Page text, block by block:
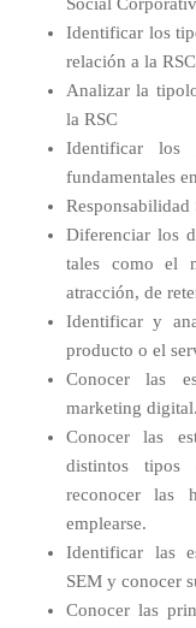
Social
Identificar los
relación a la RSC
Analizar la
la RSC
Identificar los
fundamentales
Diferenciar los
tales como el
atracción, de
Identificar y
producto o el
Conocer las
marketing digital.
Conocer las
distintos tipos
reconocer las
emplearse.
Identificar las
SEM y conocer
Conocer las